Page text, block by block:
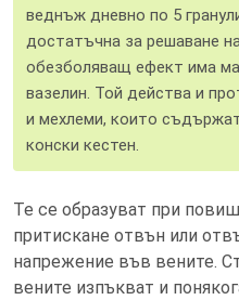
веднъж дневно по 5
достатъчна за решаване
обезболяващ ефект има
вазелин. Той действа и
и мехлеми, които
конски кестен.
Те се образуват при
притискане отвън или
напрежение във вените.
вените изпъкват и